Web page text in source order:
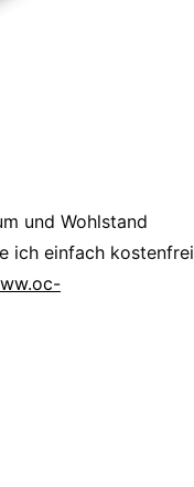
und Wohlstand
ich einfach kostenfrei